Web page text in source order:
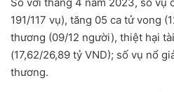
191/117 vụ), tăng 05 ca tử vong
thương (09/12 người), thiệt hại
(17,62/26,89 tỷ VND); số vụ nổ
thương.